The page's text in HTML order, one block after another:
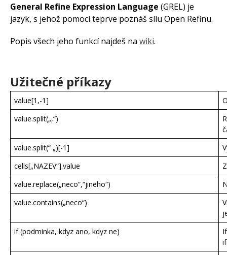
General Refine Expression Language (GREL) je
jazyk, s jehož pomocí teprve poznáš sílu Open Refinu.
Popis všech jeho funkcí najdeš na wiki.
Užitečné příkazy
value[1,-1]
value.split(„,“)
value.split(“ „)[-1]
cells[„NAZEV“].value
value.replace(„neco“,“jineho“)
value.contains(„neco“)
if (podminka, kdyz ano, kdyz ne)